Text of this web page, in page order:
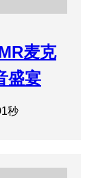
麦克
盛宴
秒